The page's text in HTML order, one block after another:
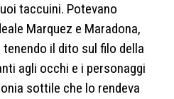
taccuini. Potevano
Marquez e Maradona,
il dito sul filo della
agli occhi e i personaggi
sottile che lo rendeva